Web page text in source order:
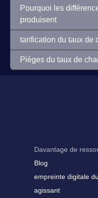
Pourquoi les
produisent
tarification du taux de
Pièges du taux de
Davantage de
Blog
empreinte digitale
agissant